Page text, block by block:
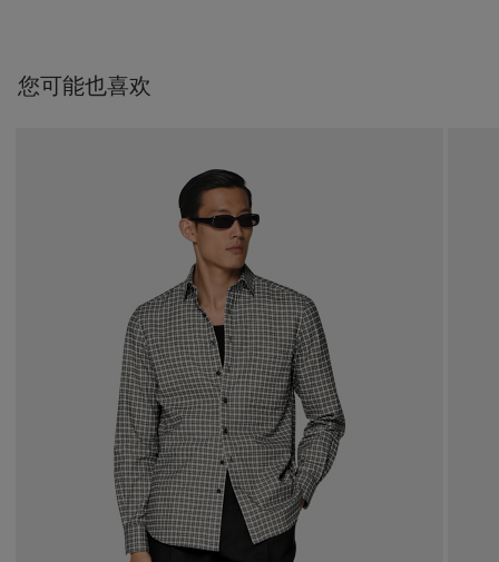
您可能也喜欢